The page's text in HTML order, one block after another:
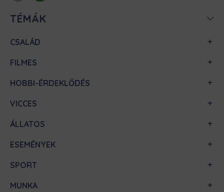
TÉMÁK
CSALÁD
FILMES
HOBBI-ÉRDEKLŐDÉS
VICCES
ÁLLATOS
ESEMÉNYEK
SPORT
MUNKA